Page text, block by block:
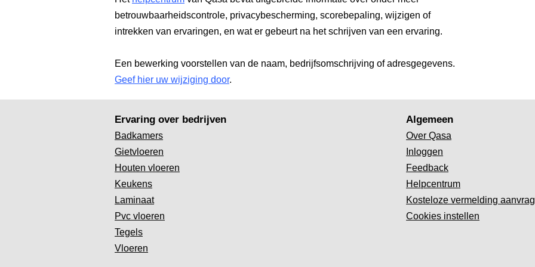
betrouwbaarheidscontrole, privacybescherming, scorebepaling, wijzigen of
intrekken van ervaringen, en wat er gebeurt na het schrijven van een ervaring.
Een bewerking voorstellen van de naam, bedrijfsomschrijving of adresgegevens.
Geef hier uw wijziging door.
Ervaring over bedrijven
Badkamers
Gietvloeren
Houten vloeren
Keukens
Laminaat
Pvc vloeren
Tegels
Vloeren
Algemeen
Over Qasa
Inloggen
Feedback
Helpcentrum
Kosteloze vermelding
Cookies instellen